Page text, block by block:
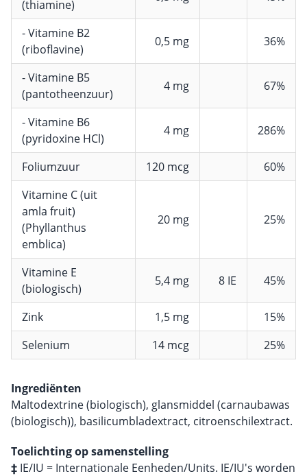
(thiamine)
- Vitamine B2
(riboflavine)
0,5 mg 36%
- Vitamine B5
(pantotheenzuur)
4 mg 67%
- Vitamine B6
(pyridoxine HCl)
4 mg 286%
Foliumzuur 120 mcg
60%
Vitamine C (uit
amla fruit)
(Phyllanthus
emblica)
20 mg 25%
Vitamine E
(biologisch)
5,4 mg 8 IE 45%
Zink 1,5 mg
15%
Selenium
14 mcg 25%
Ingrediënten
Maltodextrine (biologisch), glansmiddel (carnaubawas
(biologisch)), basilicumbladextract, citroenschilextract.
Toelichting op samenstelling
‡ IE/IU = Internationale Eenheden/Units. IE/IU's worden